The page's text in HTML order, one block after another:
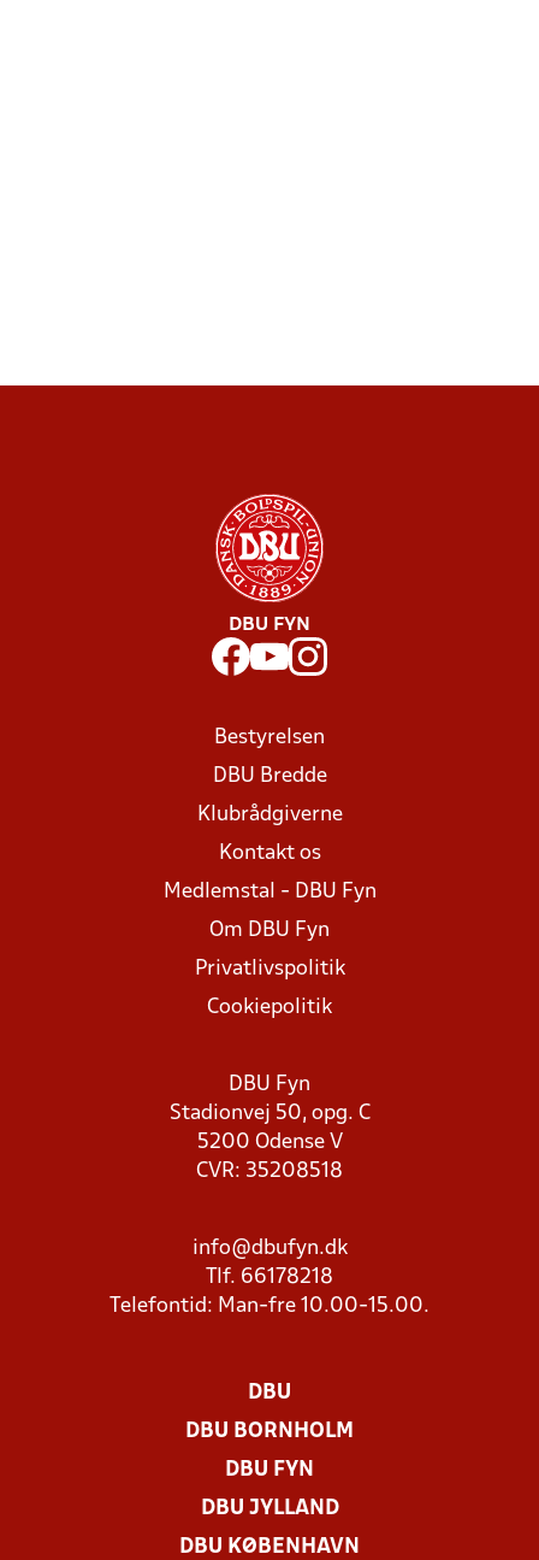
DBU FYN
Bestyrelsen
DBU Bredde
Klubrådgiverne
Kontakt os
Medlemstal - DBU Fyn
Om DBU Fyn
Privatlivspolitik
Cookiepolitik
DBU Fyn
Stadionvej 50, opg. C
5200 Odense V
CVR: 35208518
info@dbufyn.dk
Tlf. 66178218
Telefontid: Man-fre 10.00-15.00.
DBU
DBU BORNHOLM
DBU FYN
DBU JYLLAND
DBU KØBENHAVN